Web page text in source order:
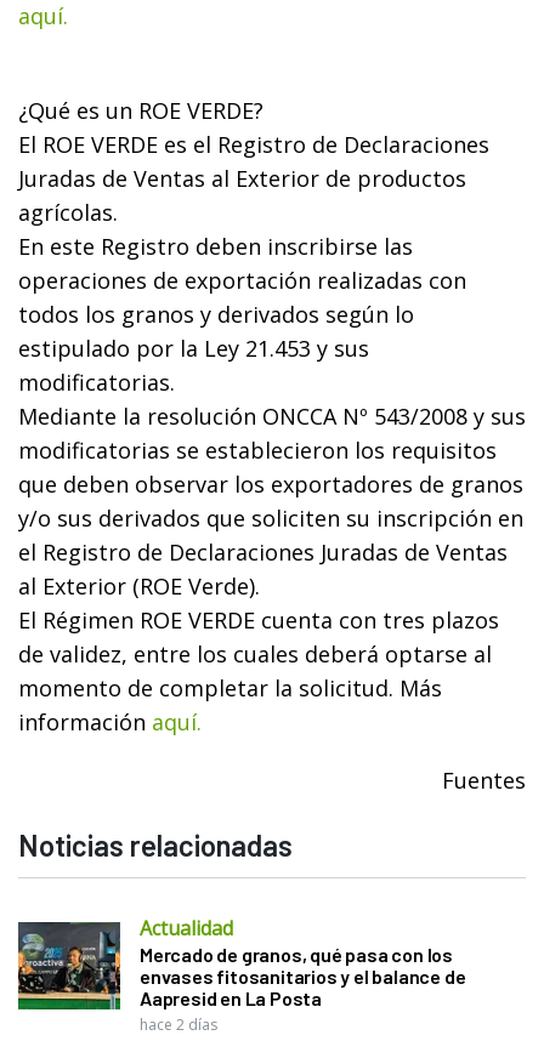
aquí.
¿Qué es un ROE VERDE?
El ROE VERDE es el Registro de Declaraciones
Juradas de Ventas al Exterior de productos
agrícolas.
En este Registro deben inscribirse las
operaciones de exportación realizadas con
todos los granos y derivados según lo
estipulado por la Ley 21.453 y sus
modificatorias.
Mediante la resolución ONCCA Nº 543/2008 y sus
modificatorias se establecieron los requisitos
que deben observar los exportadores de granos
y/o sus derivados que soliciten su inscripción en
el Registro de Declaraciones Juradas de Ventas
al Exterior (ROE Verde).
El Régimen ROE VERDE cuenta con tres plazos
de validez, entre los cuales deberá optarse al
momento de completar la solicitud. Más
información aquí.
Fuentes
Noticias relacionadas
Actualidad
Mercado de granos, qué pasa con los
envases fitosanitarios y el balance de
Aapresid en La Posta
hace 2 días